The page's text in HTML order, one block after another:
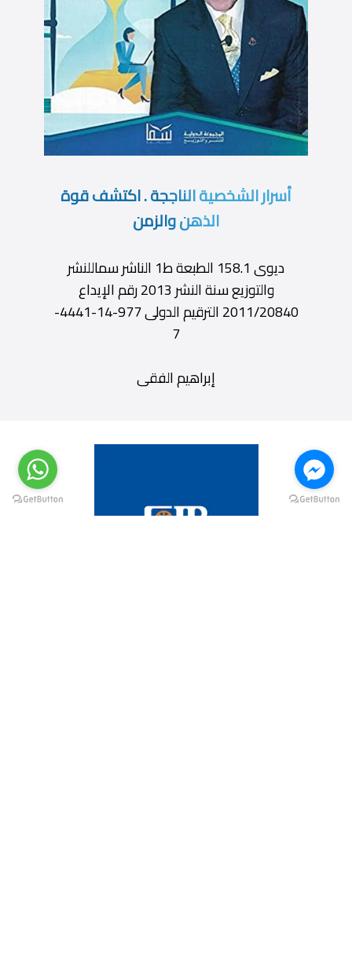
أسرار الشخصية الناججة . اكتشف قوة
الذهن والزمن
ديوى 158.1 الطبعة ط1 الناشر سماللنشر
والتوزيع سنة النشر 2013 رقم الإيداع
2011/20840 الترقيم الدولى 977-14-4441-
7
إبراهيم الفقى